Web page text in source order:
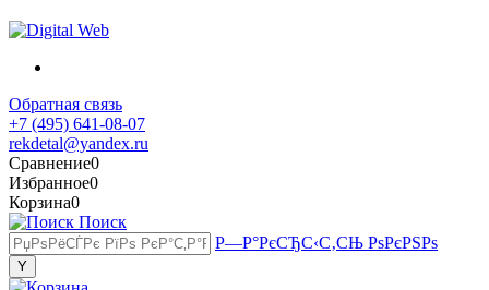
Обратная связь
+7 (495) 641-08-07
rekdetal@yandex.ru
Сравнение0
Избранное0
Корзина0
Поиск
Р—Р°РєСЂС‹С‚СЊ РѕРєРЅРѕ